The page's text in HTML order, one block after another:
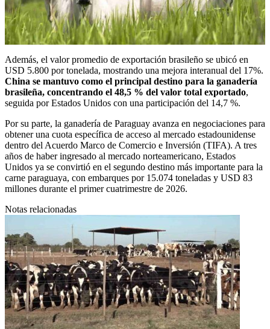
Además, el valor promedio de exportación brasileño se ubicó en
USD 5.800 por tonelada, mostrando una mejora interanual del 17%.
China se mantuvo como el principal destino para la ganadería
brasileña, concentrando el 48,5 % del valor total exportado,
seguida por Estados Unidos con una participación del 14,7 %.
Por su parte, la ganadería de Paraguay avanza en negociaciones para
obtener una cuota específica de acceso al mercado estadounidense
dentro del Acuerdo Marco de Comercio e Inversión (TIFA). A tres
años de haber ingresado al mercado norteamericano, Estados
Unidos ya se convirtió en el segundo destino más importante para la
carne paraguaya, con embarques por 15.074 toneladas y USD 83
millones durante el primer cuatrimestre de 2026.
Notas relacionadas